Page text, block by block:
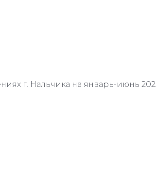
г. Нальчика на январь-июнь